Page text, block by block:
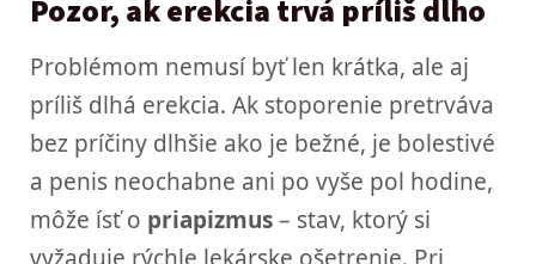
Pozor, ak erekcia trvá príliš dlho
Problémom nemusí byť len krátka, ale aj
príliš dlhá erekcia. Ak stoporenie pretrváva
bez príčiny dlhšie ako je bežné, je bolestivé
a penis neochabne ani po vyše pol hodine,
môže ísť o priapizmus– stav, ktorý si